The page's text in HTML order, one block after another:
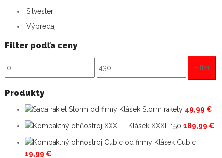
Silvester
Výpredaj
Filter podľa ceny
cena
cena
Filter
Produkty
Storm rakety 49,99 €
XXXL 150 189,99 €
Cubic
19,99 €